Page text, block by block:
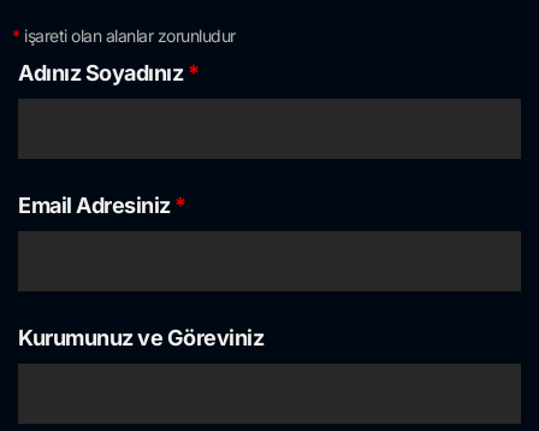
* işareti olan alanlar zorunludur
Adınız Soyadınız*
Email Adresiniz*
Kurumunuz ve Göreviniz